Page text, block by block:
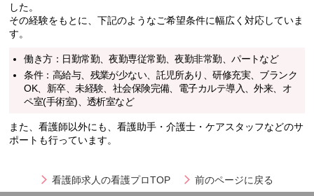
した。
その経験をもとに、下記のようなご希望条件に幅広く対応していま
す。
働き方：日勤常勤、夜勤専従常勤、夜勤非常勤、パートなど
条件：高給与、残業が少ない、託児所あり、研修充実、ブランク
OK、新卒、未経験、社会保険完備、電子カルテ導入、外来、オ
ペ室(手術室)、透析室など
また、看護師以外にも、看護助手・介護士・ケアスタッフなどのサ
ポートも行っています。
看護師求人の看護プロTOP 前のページに戻る